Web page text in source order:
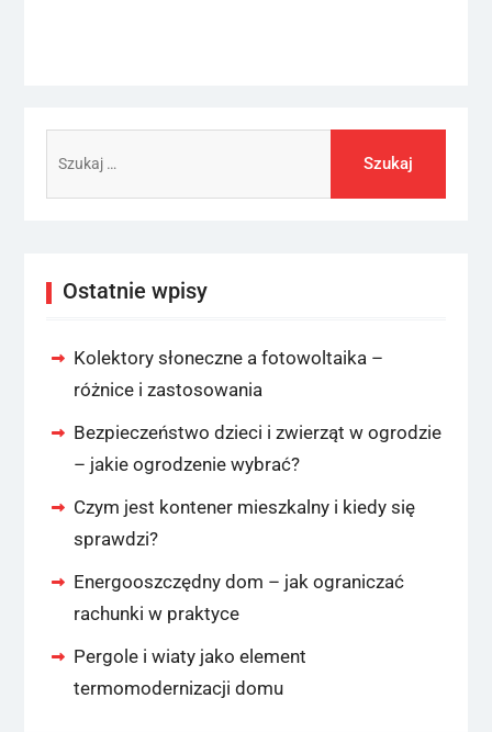
Ostatnie wpisy
Kolektory słoneczne a fotowoltaika –
różnice i zastosowania
Bezpieczeństwo dzieci i zwierząt w ogrodzie
– jakie ogrodzenie wybrać?
Czym jest kontener mieszkalny i kiedy się
sprawdzi?
Energooszczędny dom – jak ograniczać
rachunki w praktyce
Pergole i wiaty jako element
termomodernizacji domu